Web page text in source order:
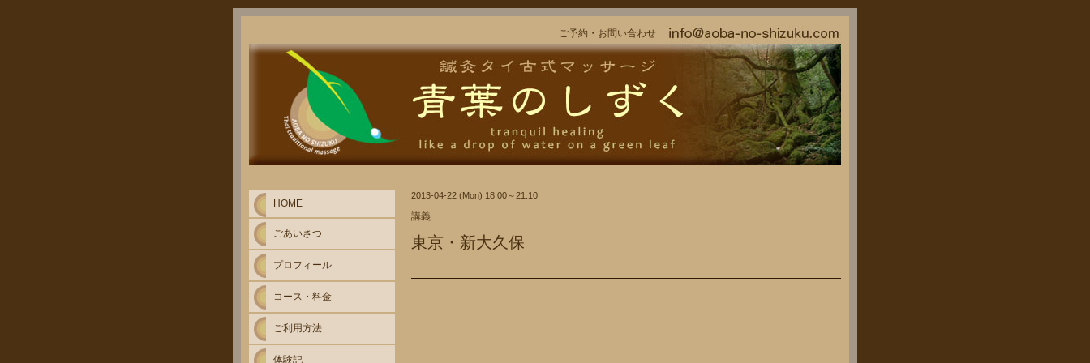
ご予約・お問い合わせ
2013-04-22 (Mon) 18:00～21:10
講義
東京・新大久保
HOME
ごあいさつ
プロフィール
コース・料金
ご利用方法
体験記